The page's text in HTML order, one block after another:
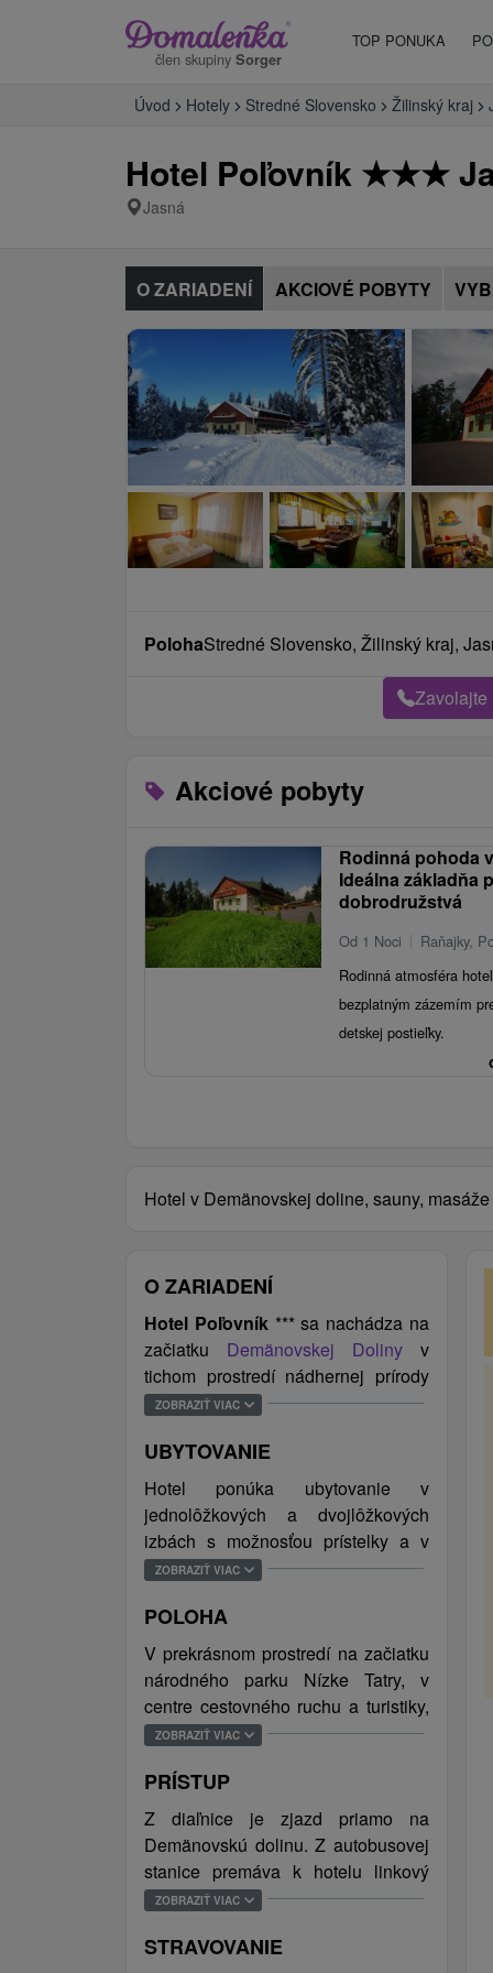
člen skupiny Sorger
TOP PONUKA
Úvod Hotely Stredné Slovensko Žilinský kraj
Hotel Poľovník ★★★
Jasná
O ZARIADENÍ AKCIOVÉ POBYTY
PolohaStredné Slovensko, Žilinský kraj,
Zavolajte
Akciové pobyty
Rodinná pohoda
Ideálna základňa
dobrodružstvá
Od 1 Noci
Raňajky,
Rodinná atmosféra
bezplatným zázemím
detskej postieľky.
Hotel v Demänovskej doline, sauny, masáže
O ZARIADENÍ
Hotel Poľovník*** sa nachádza na
začiatku Demänovskej Dolinyv
tichom prostredí nádhernej prírody
národného parkuNízke Tatry
predurčený k pestrému vyžitiu počas
zimných i letných mesiacov. V hoteli
si môžete vychutnať víkendové
pobyty, rodinné dovolenky,
romantické pobyty, firemné
posedenia, ale aj rôzne ďalšie
podujatia.
dispozícii WiFi pripojenie, detský
kútik, lobby bar s recepciou,
lyžiareň, požičiavanie
spoločenských hier. V areáli
hotela je wellness centrum,
basketbalový kôš, detské ihrisko,
otvorené ohniská, reštaurácia
Koliba Bystrina a autokemping. V
blízkosti hotela sa nachádza
bobová dráha, lyžiarske stredisko,
ZOBRAZIŤ VIAC
UBYTOVANIE
Hotel ponúka ubytovanie v
jednolôžkových a dvojlôžkových
izbách s možnosťou prístelky a v
dvojlôžkovom apartmáne.
ZOBRAZIŤ VIAC
POLOHA
V prekrásnom prostredí na začiatku
národného parku Nízke Tatry, v
centre cestovného ruchu a turistiky,
v Demänovskej doline, cca 1000 m
ZOBRAZIŤ VIAC
PRÍSTUP
Z diaľnice je zjazd priamo na
Demänovskú dolinu. Z autobusovej
stanice premáva k hotelu linkový
autobus približne každú hodinu.
ZOBRAZIŤ VIAC
STRAVOVANIE